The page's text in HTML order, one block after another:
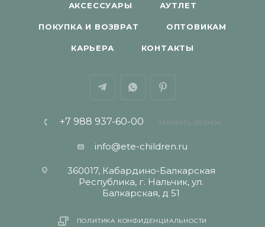
АКСЕССУАРЫ АУТЛЕТ
ПОКУПКА И ВОЗВРАТ ОПТОВИКАМ
КАРЬЕРА КОНТАКТЫ
+7 988 937-60-00 ЗАКАЗАТЬ ЗВОНОК
info@ete-children.ru
360017, Кабардино-Балкарская
Республика, г. Нальчик, ул.
Балкарская, д 51
ПОЛИТИКА КОНФИДЕНЦИАЛЬНОСТИ